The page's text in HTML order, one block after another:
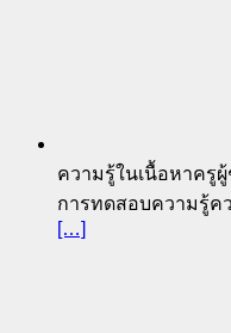
ความรู้ในเนื้อหาครู
การทดสอบความรู้ค
[…]